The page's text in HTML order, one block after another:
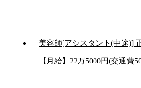
美容師[アシスタント(中途)]
【月給】22万5000円(交通費